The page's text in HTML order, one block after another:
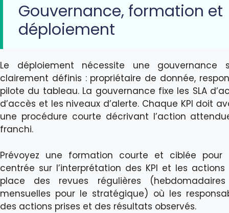
Gouvernance, formation et
déploiement
Le déploiement nécessite une
clairement définis : propriétaire de donnée,
pilote du tableau. La gouvernance fixe les SLA
d’accès et les niveaux d’alerte. Chaque KPI doit
une procédure courte décrivant l’action
franchi.
Prévoyez une formation courte et ciblée pour
centrée sur l’interprétation des KPI et les
place des revues régulières (hebdomadaires
mensuelles pour le stratégique) où les
des actions prises et des résultats observés.